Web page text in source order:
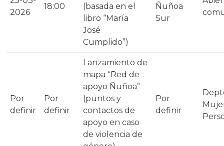
2026
18:00
(basada en el
libro “María
José
Cumplido”)
Ñuñoa
Sur
Por
definir
Por
definir
Lanzamiento de
mapa “Red de
apoyo Ñuñoa”
(puntos y
contactos de
apoyo en caso
de violencia de
Por
definir